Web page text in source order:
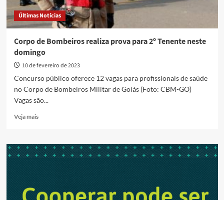
Últimas Notícias
Corpo de Bombeiros realiza prova para 2º Tenente neste
domingo
10 de fevereiro de 2023
Concurso público oferece 12 vagas para profissionais de saúde
no Corpo de Bombeiros Militar de Goiás (Foto: CBM-GO)
Vagas são...
Veja maisRead
Corpo
para